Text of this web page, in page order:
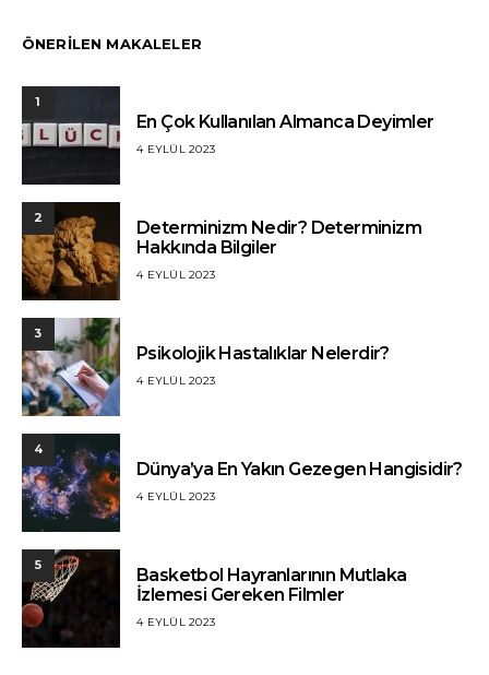
ÖNERİLEN MAKALELER
1
En Çok Kullanılan Almanca Deyimler
4 EYLÜL 2023
2
Determinizm Nedir? Determinizm
Hakkında Bilgiler
4 EYLÜL 2023
3
Psikolojik Hastalıklar Nelerdir?
4 EYLÜL 2023
4
Dünya’ya En Yakın Gezegen Hangisidir?
4 EYLÜL 2023
5
Basketbol Hayranlarının Mutlaka
İzlemesi Gereken Filmler
4 EYLÜL 2023